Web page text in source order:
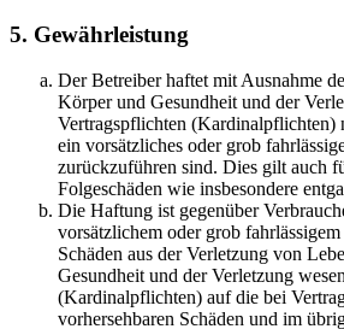
5. Gewährleistung
Der Betreiber haftet mit Ausnahme
Körper und Gesundheit und der
Vertragspflichten (Kardinalpflichten)
ein vorsätzliches oder grob
zurückzuführen sind. Dies gilt auch
Folgeschäden wie insbesondere
Die Haftung ist gegenüber
vorsätzlichem oder grob
Schäden aus der Verletzung von
Gesundheit und der Verletzung
(Kardinalpflichten) auf die bei
vorhersehbaren Schäden und im